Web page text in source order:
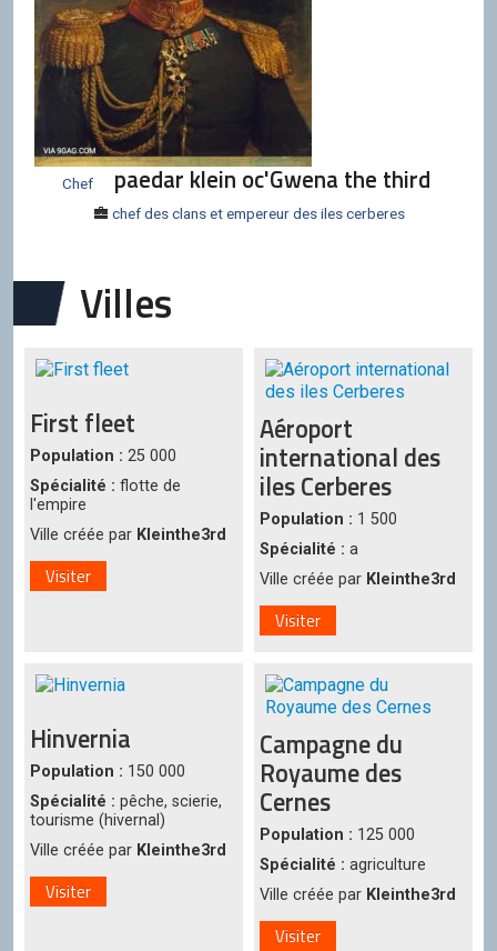
Chef paedar klein oc'Gwena the third
chef des clans et empereur des iles cerberes
Villes
First fleet
Population : 25 000
Spécialité : flotte de
l'empire
Ville créée par Kleinthe3rd
Visiter
Aéroport
international des
iles Cerberes
Population : 1 500
Spécialité : a
Ville créée par Kleinthe3rd
Visiter
Hinvernia
Population : 150 000
Spécialité : pêche, scierie,
tourisme (hivernal)
Ville créée par Kleinthe3rd
Visiter
Campagne du
Royaume des
Cernes
Population : 125 000
Spécialité : agriculture
Ville créée par Kleinthe3rd
Visiter